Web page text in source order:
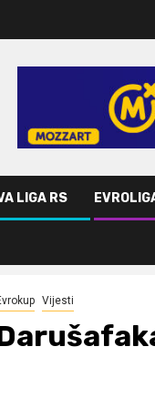
LIGA RS
Vijesti